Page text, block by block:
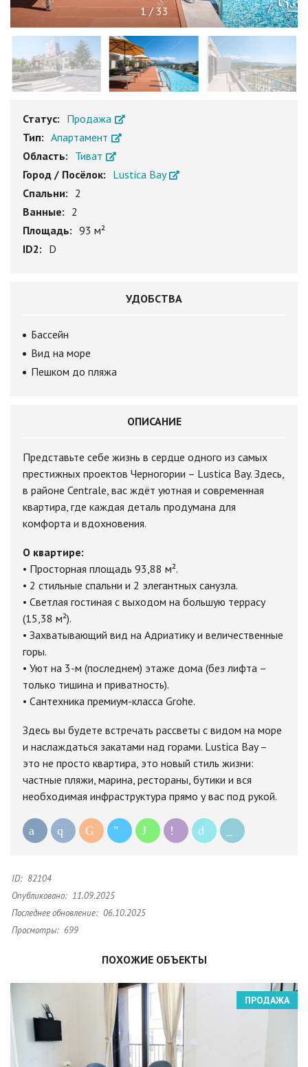
1/33
Статус: Продажа
Тип: Апартамент
Область: Тиват
Город / Посёлок: Lustica Bay
Спальни: 2
Ванные: 2
Площадь: 93 м²
ID2: D
УДОБСТВА
Бассейн
Вид на море
Пешком до пляжа
ОПИСАНИЕ
Представьте себе жизнь в сердце одного из самых
престижных проектов Черногории – Lustica Bay. Здесь,
в районе Centrale, вас ждёт уютная и современная
квартира, где каждая деталь продумана для
комфорта и вдохновения.
О квартире:
• Просторная площадь 93,88 м².
• 2 стильные спальни и 2 элегантных санузла.
• Светлая гостиная с выходом на большую террасу
(15,38 м²).
• Захватывающий вид на Адриатику и величественные
горы.
• Уют на 3-м (последнем) этаже дома (без лифта –
только тишина и приватность).
• Сантехника премиум-класса Grohe.
Здесь вы будете встречать рассветы с видом на море
и наслаждаться закатами над горами. Lustica Bay –
это не просто квартира, это новый стиль жизни:
частные пляжи, марина, рестораны, бутики и вся
необходимая инфраструктура прямо у вас под рукой.
ID: 82104
Опубликовано: 11.09.2025
Последнее обновление: 06.10.2025
Просмотры: 699
ПОХОЖИЕ ОБЪЕКТЫ
ПРОДАЖА